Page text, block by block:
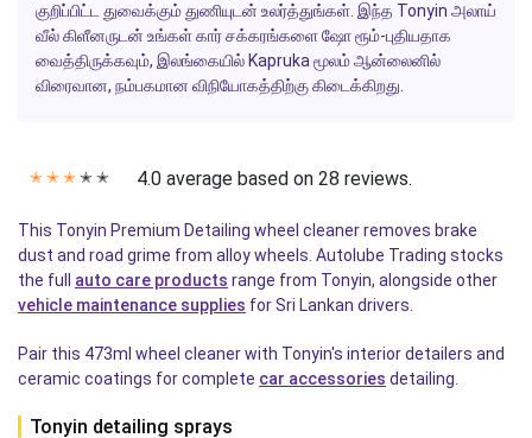
குறிப்பிட்ட துவைக்கும் துணியுடன் உலர்த்துங்கள். இந்த Tonyin அலாய்
வீல் கிளீனருடன் உங்கள் கார் சக்கரங்களை ஷோ ரூம்-புதியதாக
வைத்திருக்கவும், இலங்கையில் Kapruka மூலம் ஆன்லைனில்
விரைவான, நம்பகமான விநியோகத்திற்கு கிடைக்கிறது.
✭ ✭ ✭ ✭ ✭ 4.0 average based on 28 reviews.
This Tonyin Premium Detailing wheel cleaner removes brake
dust and road grime from alloy wheels. Autolube Trading stocks
the full auto care products range from Tonyin, alongside other
vehicle maintenance supplies for Sri Lankan drivers.
Pair this 473ml wheel cleaner with Tonyin's interior detailers and
ceramic coatings for complete car accessories detailing.
Tonyin detailing sprays